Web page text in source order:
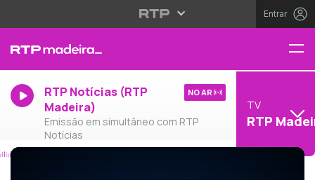
Entrar
RTP Notícias (RTP
Madeira)
Emissão em simultâneo com RTP
Notícias
NO AR
TV
RTP